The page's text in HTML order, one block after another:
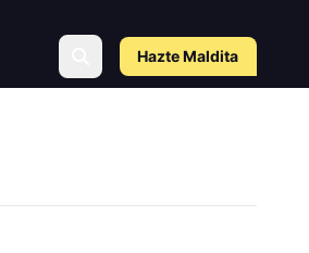
Hazte Maldita